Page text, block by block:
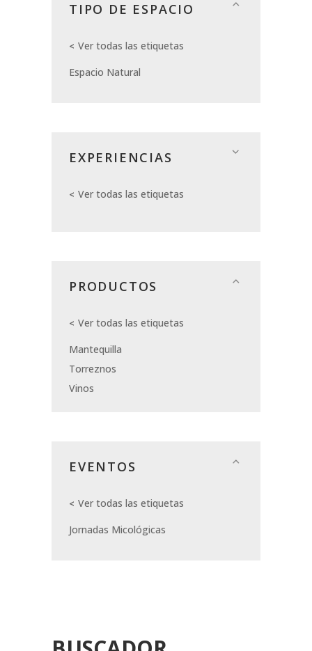
TIPO DE ESPACIO
Ver todas las etiquetas
Espacio Natural
EXPERIENCIAS
Ver todas las etiquetas
PRODUCTOS
Ver todas las etiquetas
Mantequilla
Torreznos
Vinos
EVENTOS
Ver todas las etiquetas
Jornadas Micológicas